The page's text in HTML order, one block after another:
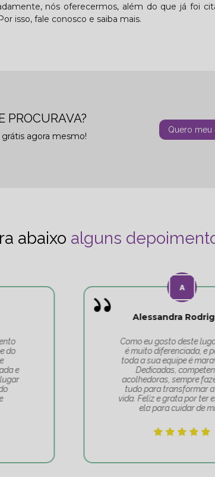
nós oferecermos, além do que já foi
isso, fale conosco e saiba mais.
PROCURAVA?
agora mesmo!
Quero meu
abaixo alguns
Alessandra Rodrigues
Como eu gosto deste lugar! A Tati
é muito diferenciada, e por isso,
toda a sua equipe é maravilhosa.
Dedicadas, competentes,
acolhedoras, sempre fazendo de
tudo para transformar a nossa
vida. Feliz e grata por ter escolhido